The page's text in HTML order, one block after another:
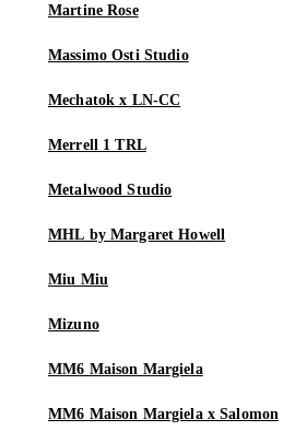
Martine Rose
Massimo Osti Studio
Mechatok x LN-CC
Merrell 1 TRL
Metalwood Studio
MHL by Margaret Howell
Miu Miu
Mizuno
MM6 Maison Margiela
MM6 Maison Margiela x Salomon